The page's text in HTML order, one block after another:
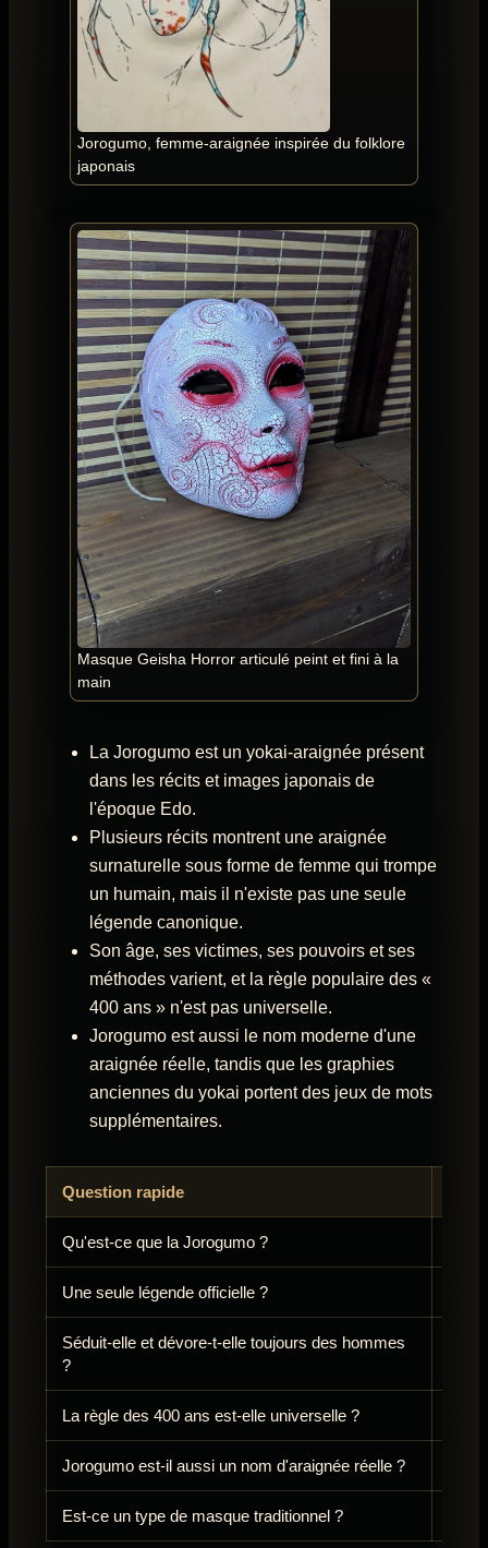
Jorogumo, femme-araignée inspirée du folklore
japonais
Masque Geisha Horror articulé peint et fini à la
main
La Jorogumo est un yokai-araignée présent
dans les récits et images japonais de
l'époque Edo.
Plusieurs récits montrent une araignée
surnaturelle sous forme de femme qui trompe
un humain, mais il n'existe pas une seule
légende canonique.
Son âge, ses victimes, ses pouvoirs et ses
méthodes varient, et la règle populaire des «
400 ans » n'est pas universelle.
Jorogumo est aussi le nom moderne d'une
araignée réelle, tandis que les graphies
anciennes du yokai portent des jeux de mots
supplémentaires.
Question rapide
Qu'est-ce que la Jorogumo ?
Une seule légende officielle ?
Séduit-elle et dévore-t-elle toujours des hommes
?
La règle des 400 ans est-elle universelle ?
Jorogumo est-il aussi un nom d'araignée réelle ?
Est-ce un type de masque traditionnel ?